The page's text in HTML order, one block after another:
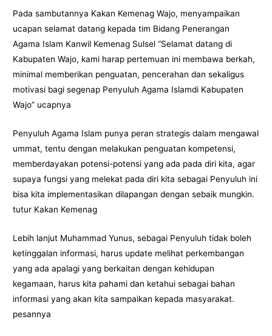
Pada sambutannya Kakan Kemenag Wajo, menyampaikan
ucapan selamat datang kepada tim Bidang Penerangan
Agama Islam Kanwil Kemenag Sulsel “Selamat datang di
Kabupaten Wajo, kami harap pertemuan ini membawa berkah,
minimal memberikan penguatan, pencerahan dan sekaligus
motivasi bagi segenap Penyuluh Agama Islamdi Kabupaten
Wajo” ucapnya
Penyuluh Agama Islam punya peran strategis dalam mengawal
ummat, tentu dengan melakukan penguatan kompetensi,
memberdayakan potensi-potensi yang ada pada diri kita, agar
supaya fungsi yang melekat pada diri kita sebagai Penyuluh ini
bisa kita implementasikan dilapangan dengan sebaik mungkin.
tutur Kakan Kemenag
Lebih lanjut Muhammad Yunus, sebagai Penyuluh tidak boleh
ketinggalan informasi, harus update melihat perkembangan
yang ada apalagi yang berkaitan dengan kehidupan
kegamaan, harus kita pahami dan ketahui sebagai bahan
informasi yang akan kita sampaikan kepada masyarakat.
pesannya